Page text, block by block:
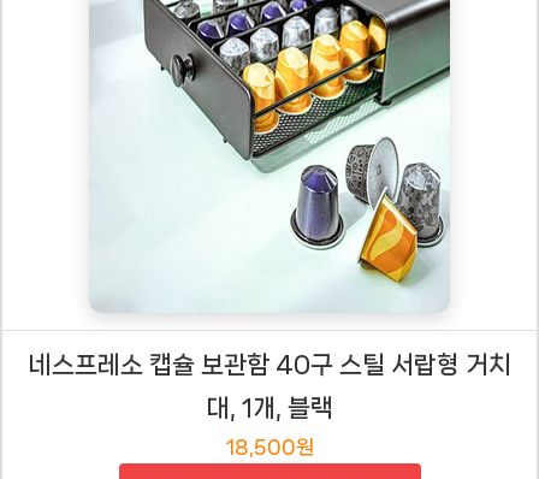
네스프레소 캡슐 보관함 40구 스틸 서랍형 거치
대, 1개, 블랙
18,500원